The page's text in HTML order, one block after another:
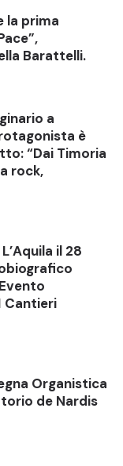
la prima
Barattelli.
a
è
“Dai Timoria
rock,
il 28
Cantieri
Organistica
de Nardis